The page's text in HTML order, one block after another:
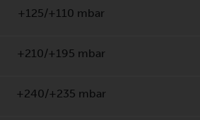
+125/+110 mbar
+210/+195 mbar
+240/+235 mbar